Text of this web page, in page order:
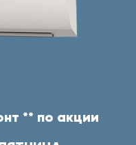
** по акции